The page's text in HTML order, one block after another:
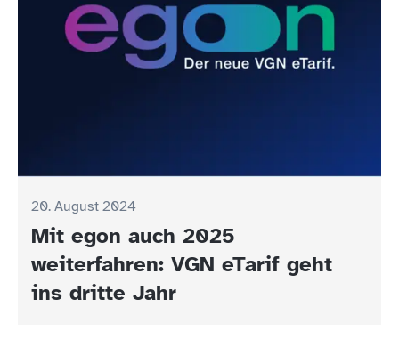
20. August 2024
Mit egon auch 2025
weiterfahren: VGN eTarif geht
ins dritte Jahr